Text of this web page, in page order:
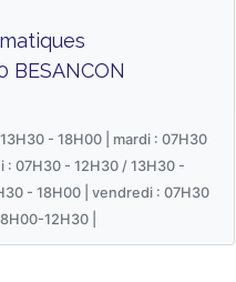
BESANCON
- 18H00 | mardi : 07H30
: 07H30 - 12H30 / 13H30 -
- 18H00 | vendredi : 07H30
12H30 |